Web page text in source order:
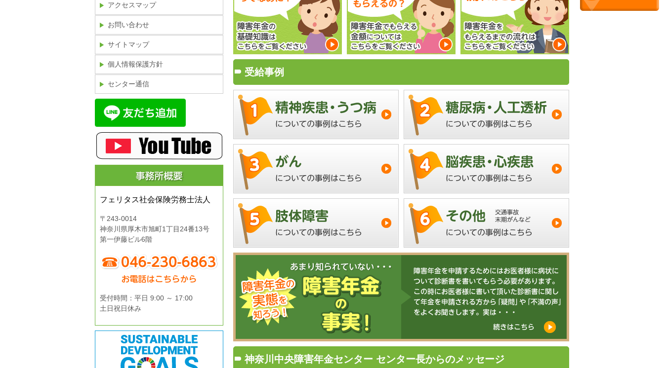
受給事例
神奈川中央障害年金センター センター長からのメッセージ
アクセスマップ
お問い合わせ
サイトマップ
個人情報保護方針
センター通信
フェリタス社会保険労務士法人
〒243-0014
神奈川県厚木市旭町1丁目24番13号
第一伊藤ビル6階
受付時間：平日 9:00 ～ 17:00
土日祝日休み